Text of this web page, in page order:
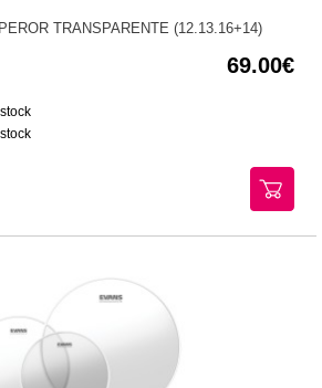
TRANSPARENTE (12.13.16+14)
69.00